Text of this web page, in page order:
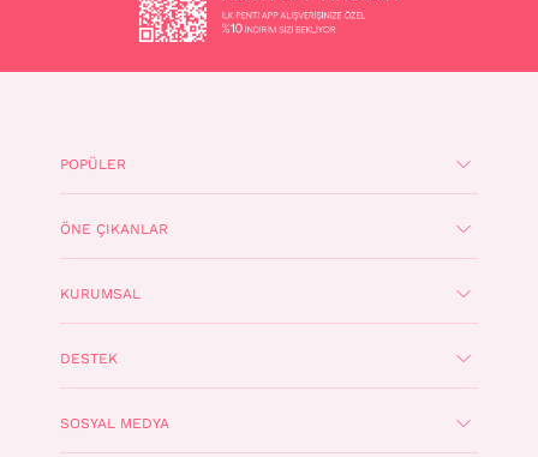
POPÜLER
ÖNE ÇIKANLAR
KURUMSAL
DESTEK
SOSYAL MEDYA